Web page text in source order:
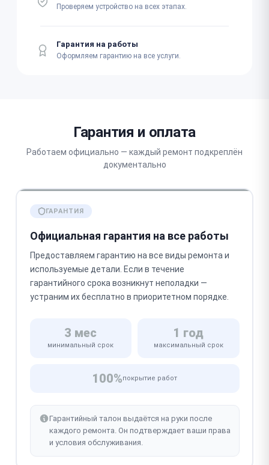
Проверяем устройство на всех этапах.
Гарантия на работы
Оформляем гарантию на все услуги.
Гарантия и оплата
Работаем официально — каждый ремонт подкреплён
документально
ГАРАНТИЯ
Официальная гарантия на все работы
Предоставляем гарантию на все виды ремонта и
используемые детали. Если в течение
гарантийного срока возникнут неполадки —
устраним их бесплатно в приоритетном порядке.
3 мес
минимальный срок
1 год
максимальный срок
100%покрытие работ
Гарантийный талон выдаётся на руки после
каждого ремонта. Он подтверждает ваши права
и условия обслуживания.